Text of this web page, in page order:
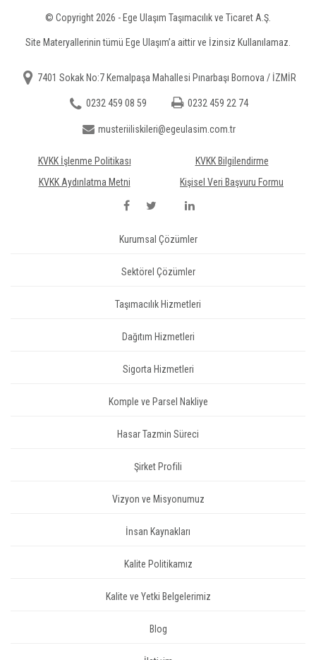
© Copyright 2026 - Ege Ulaşım Taşımacılık ve Ticaret A.Ş.
Site Materyallerinin tümü Ege Ulaşım’a aittir ve İzinsiz Kullanılamaz.
7401 Sokak No:7 Kemalpaşa Mahallesi Pınarbaşı Bornova / İZMİR
0232 459 08 59 0232 459 22 74
musteriiliskileri@egeulasim.com.tr
KVKK İşlenme Politikası
KVKK Bilgilendirme
KVKK Aydınlatma Metni
Kişisel Veri Başvuru Formu
Kurumsal Çözümler
Sektörel Çözümler
Taşımacılık Hizmetleri
Dağıtım Hizmetleri
Sigorta Hizmetleri
Komple ve Parsel Nakliye
Hasar Tazmin Süreci
Şirket Profili
Vizyon ve Misyonumuz
İnsan Kaynakları
Kalite Politikamız
Kalite ve Yetki Belgelerimiz
Blog